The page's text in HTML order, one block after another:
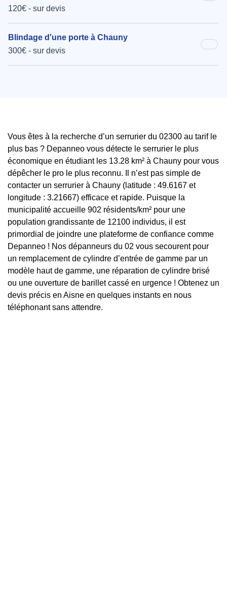
120€ - sur devis
Blindage d'une porte à Chauny
300€ - sur devis
Vous êtes à la recherche d’un serrurier du 02300 au tarif le
plus bas ? Depanneo vous détecte le serrurier le plus
économique en étudiant les 13.28 km² à Chauny pour vous
dépêcher le pro le plus reconnu. Il n’est pas simple de
contacter un serrurier à Chauny (latitude : 49.6167 et
longitude : 3.21667) efficace et rapide. Puisque la
municipalité accueille 902 résidents/km² pour une
population grandissante de 12100 individus, il est
primordial de joindre une plateforme de confiance comme
Depanneo ! Nos dépanneurs du 02 vous secourent pour
un remplacement de cylindre d’entrée de gamme par un
modèle haut de gamme, une réparation de cylindre brisé
ou une ouverture de barillet cassé en urgence ! Obtenez un
devis précis en Aisne en quelques instants en nous
téléphonant sans attendre.